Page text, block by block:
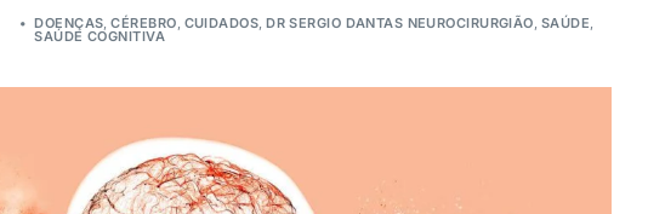
DOENÇAS ,CÉREBRO CUIDADOS ,DR SERGIO DANTAS NEUROCIRURGIÃO SAÚDE
SAÚDE COGNITIVA